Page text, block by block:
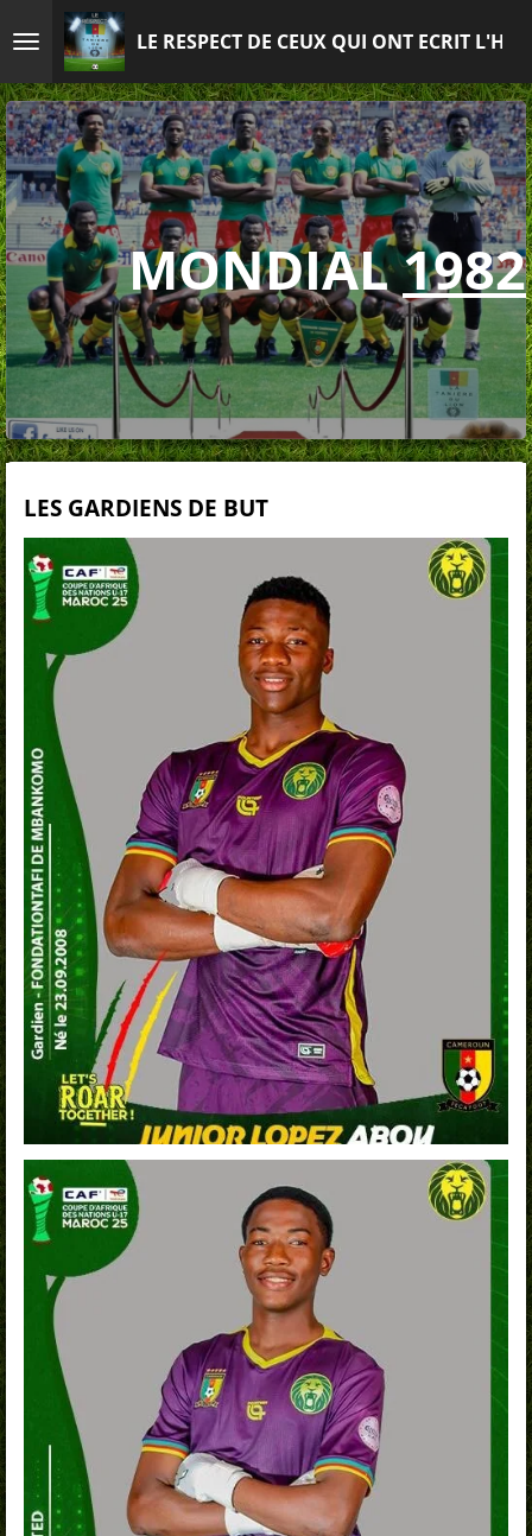
au
contenu
principal
LE RESPECT DE CEUX QUI ONT ECRIT
MONDIAL1982
LES GARDIENS DE BUT